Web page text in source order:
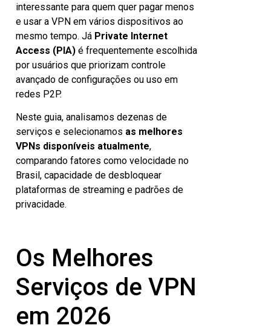
interessante para quem quer pagar menos
e usar a VPN em vários dispositivos ao
mesmo tempo. Já Private Internet
Access (PIA) é frequentemente escolhida
por usuários que priorizam controle
avançado de configurações ou uso em
redes P2P.
Neste guia, analisamos dezenas de
serviços e selecionamos as melhores
VPNs disponíveis atualmente,
comparando fatores como velocidade no
Brasil, capacidade de desbloquear
plataformas de streaming e padrões de
privacidade.
Os Melhores
Serviços de VPN
em 2026